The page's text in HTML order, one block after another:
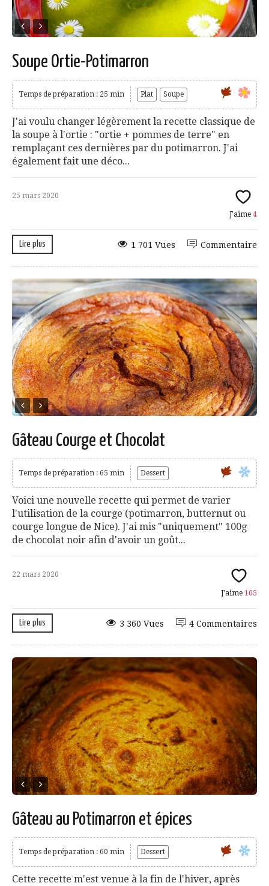
Soupe Ortie-Potimarron
Temps de préparation : 25 min Plat Soupe
J'ai voulu changer légèrement la recette classique de
la soupe à l'ortie : "ortie + pommes de terre" en
remplaçant ces dernières par du potimarron. J'ai
également fait une déco...
25 mars 2020
J'aime 4
Lire plus Commentaire
1 701 Vues
Gâteau Courge et Chocolat
Temps de préparation : 65 min Dessert
Voici une nouvelle recette qui permet de varier
l'utilisation de la courge (potimarron, butternut ou
courge longue de Nice). J'ai mis "uniquement" 100g
de chocolat noir afin d'avoir un goût...
22 mars 2020
J'aime 105
Lire plus 4 Commentaires
3 360 Vues
Gâteau au Potimarron et épices
Temps de préparation : 60 min Dessert
Cette recette m'est venue à la fin de l'hiver, après